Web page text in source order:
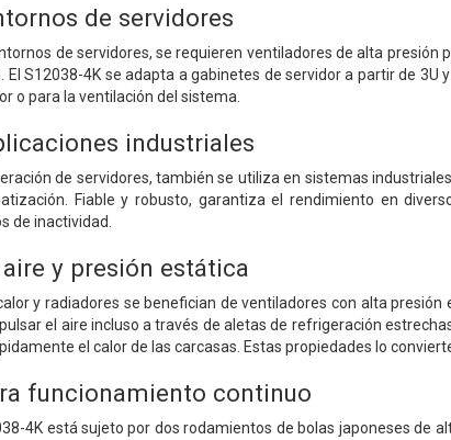
de servidores
de servidores, se requieren ventiladores de alta
S12038-4K se adapta a gabinetes de servidor a partir de
o para la ventilación del sistema.
industriales
de servidores, también se utiliza en sistemas
Fiable y robusto, garantiza el rendimiento en
de inactividad.
y presión estática
y radiadores se benefician de ventiladores con alta
el aire incluso a través de aletas de refrigeración
el calor de las carcasas. Estas propiedades lo
funcionamiento continuo
4K está sujeto por dos rodamientos de bolas japoneses de